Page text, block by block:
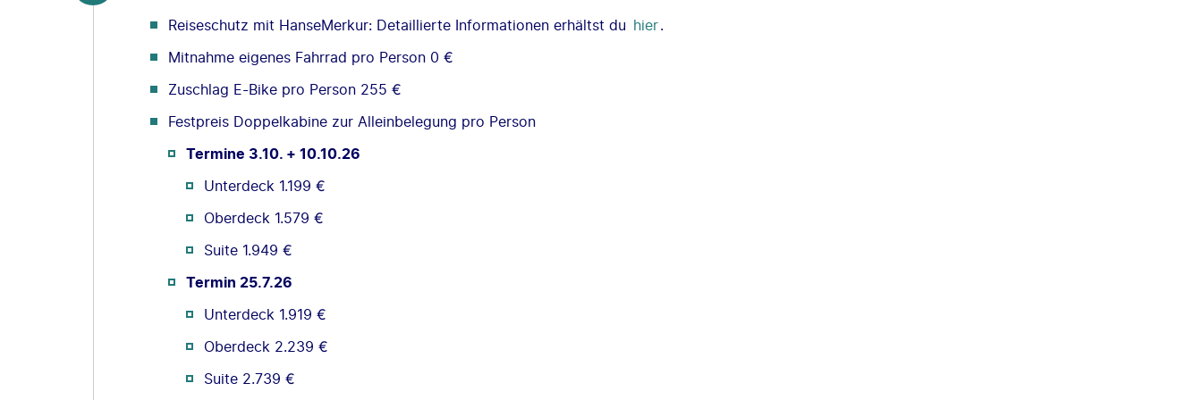
Reiseschutz mit HanseMerkur: Detaillierte Informationen erhältst du hier .
Mitnahme eigenes Fahrrad pro Person 0 €
Zuschlag E-Bike pro Person 255 €
Festpreis Doppelkabine zur Alleinbelegung pro Person
Termine 3.10. + 10.10.26
Unterdeck 1.199 €
Oberdeck 1.579 €
Suite 1.949 €
Termin 25.7.26
Unterdeck 1.919 €
Oberdeck 2.239 €
Suite 2.739 €